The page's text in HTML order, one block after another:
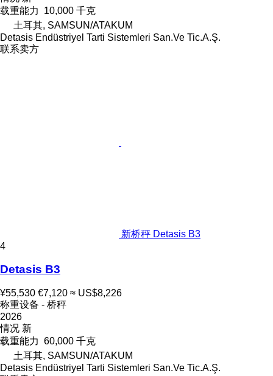
载重能力
10,000 千克
土耳其, SAMSUN/ATAKUM
Detasis Endüstriyel Tarti Sistemleri San.Ve Tic.A.Ş.
联系卖方
新桥秤 Detasis B3
4
Detasis B3
¥55,530 €7,120 ≈ US$8,226
称重设备 - 桥秤
2026
情况 新
载重能力 60,000 千克
土耳其, SAMSUN/ATAKUM
Detasis Endüstriyel Tarti Sistemleri San.Ve Tic.A.Ş.